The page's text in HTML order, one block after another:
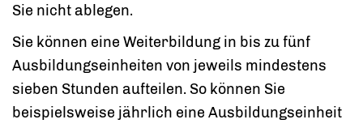
Sie nicht ablegen.
Sie können eine Weiterbildung in bis zu fünf
Ausbildungseinheiten von jeweils mindestens
sieben Stunden aufteilen. So können Sie
beispielsweise jährlich eine Ausbildungseinheit